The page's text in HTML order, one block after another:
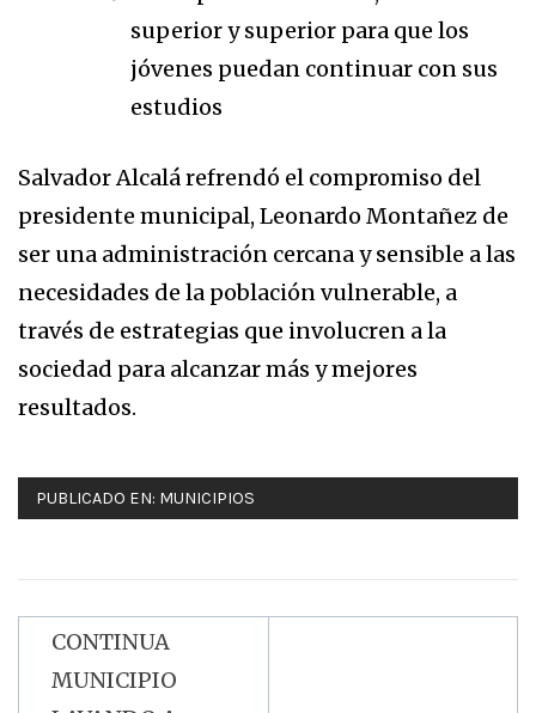
superior y superior para que los
jóvenes puedan continuar con sus
estudios
Salvador Alcalá refrendó el compromiso del
presidente municipal, Leonardo Montañez de
ser una administración cercana y sensible a las
necesidades de la población vulnerable, a
través de estrategias que involucren a la
sociedad para alcanzar más y mejores
resultados.
PUBLICADO EN: MUNICIPIOS
Navegación
de
CONTINUA
MUNICIPIO